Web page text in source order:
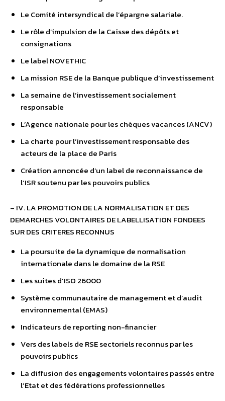
Le Comité intersyndical de l’épargne salariale.
Le rôle d’impulsion de la Caisse des dépôts et
consignations
Le label NOVETHIC
La mission RSE de la Banque publique d’investissement
La semaine de l’investissement socialement
responsable
L’Agence nationale pour les chèques vacances (ANCV)
La charte pour l’investissement responsable des
acteurs de la place de Paris
Création annoncée d’un label de reconnaissance de
l’ISR soutenu par les pouvoirs publics
– IV. LA PROMOTION DE LA NORMALISATION ET DES
DEMARCHES VOLONTAIRES DE LABELLISATION FONDEES
SUR DES CRITERES RECONNUS
La poursuite de la dynamique de normalisation
internationale dans le domaine de la RSE
Les suites d’ISO 26000
Système communautaire de management et d’audit
environnemental (EMAS)
Indicateurs de reporting non-financier
Vers des labels de RSE sectoriels reconnus par les
pouvoirs publics
La diffusion des engagements volontaires passés entre
l’Etat et des fédérations professionnelles